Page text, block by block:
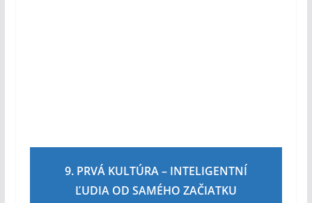
9. PRVÁ KULTÚRA – INTELIGENTNÍ
ĽUDIA OD SAMÉHO ZAČIATKU